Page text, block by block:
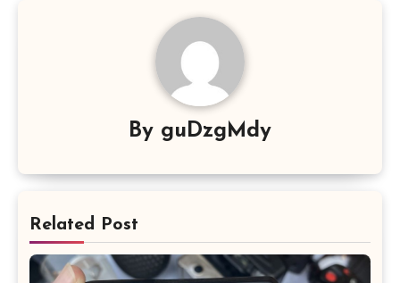
By guDzgMdy
Related Post